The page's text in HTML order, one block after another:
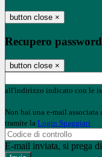
button close ×
Recupero password
button close ×
all'indirizzo indicato con le
Non hai una e-mail associata
tramite la Login Spaggiari
E-mail inviata, si prega